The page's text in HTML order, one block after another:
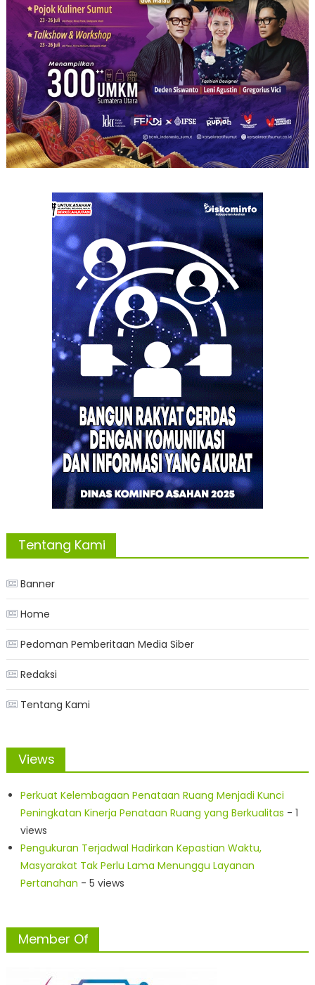
Tentang Kami
Banner
Home
Pedoman Pemberitaan Media Siber
Redaksi
Tentang Kami
Views
Perkuat Kelembagaan Penataan Ruang Menjadi Kunci
Peningkatan Kinerja Penataan Ruang yang Berkualitas - 1
views
Pengukuran Terjadwal Hadirkan Kepastian Waktu,
Masyarakat Tak Perlu Lama Menunggu Layanan
Pertanahan - 5 views
Member Of